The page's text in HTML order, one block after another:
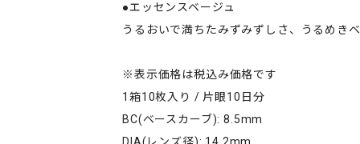
●エッセンスベージュ
うるおいで満ちたみずみずしさ、うるめき
※表示価格は税込み価格です
1箱10枚入り / 片眼10日分
BC(ベースカーブ): 8.5mm